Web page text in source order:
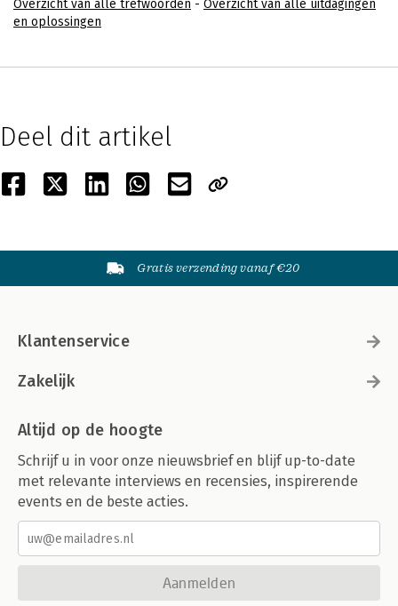
Overzicht van alle trefwoorden - Overzicht van alle uitdagingen
en oplossingen
Deel dit artikel
Gratis verzending vanaf €20
Klantenservice
Zakelijk
Altijd op de hoogte
Schrijf u in voor onze nieuwsbrief en blijf up-to-date
met relevante interviews en recensies, inspirerende
events en de beste acties.
Aanmelden